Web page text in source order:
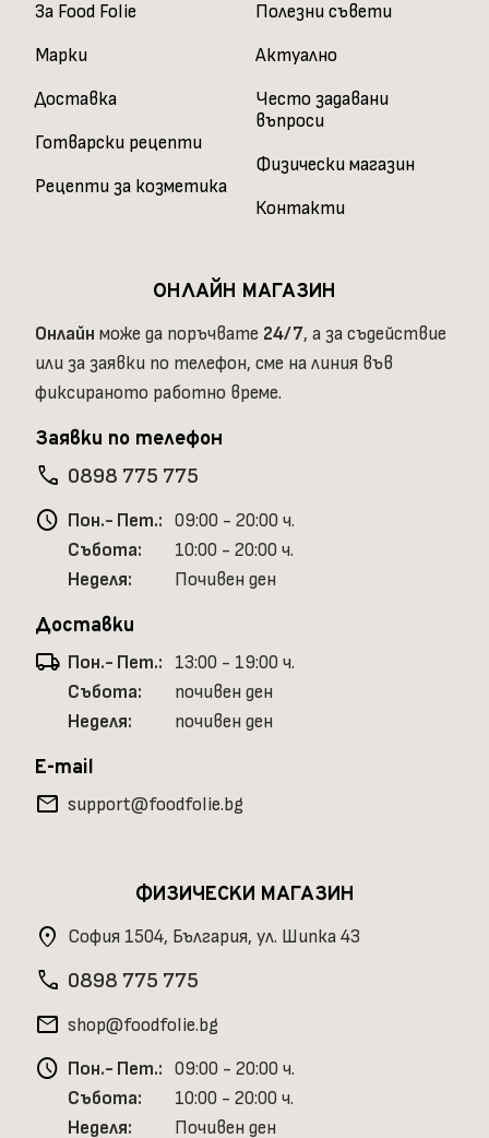
За Food Folie
Марки
Доставка
Готварски рецепти
Рецепти за козметика
Полезни съвети
Актуално
Често задавани
въпроси
Физически магазин
Контакти
ОНЛАЙН МАГАЗИН
Онлайн може да поръчвате 24/7, а за съдействие
или за заявки по телефон, сме на линия във
фиксираното работно време.
Заявки по телефон
phone 0898 775 775
schedule Пон.- Пет.: 09:00 - 20:00 ч.
Събота:
10:00 - 20:00 ч.
Неделя:
Почивен ден
Доставки
local_shipping Пон.- Пет.:
13:00 - 19:00 ч.
Събота:
почивен ден
Неделя:
почивен ден
E-mail
mail support@foodfolie.bg
ФИЗИЧЕСКИ МАГАЗИН
location_on София 1504, България, ул. Шипка 43
phone 0898 775 775
mail shop@foodfolie.bg
schedule Пон.- Пет.: 09:00 - 20:00 ч.
Събота:
10:00 - 20:00 ч.
Неделя:
Почивен ден